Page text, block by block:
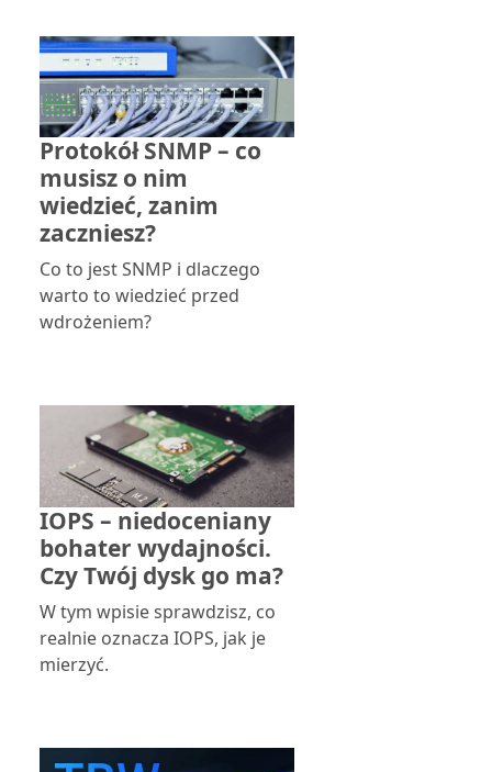
Protokół SNMP – co
musisz o nim
wiedzieć, zanim
zaczniesz?
Co to jest SNMP i dlaczego
warto to wiedzieć przed
wdrożeniem?
IOPS – niedoceniany
bohater wydajności.
Czy Twój dysk go ma?
W tym wpisie sprawdzisz, co
realnie oznacza IOPS, jak je
mierzyć.